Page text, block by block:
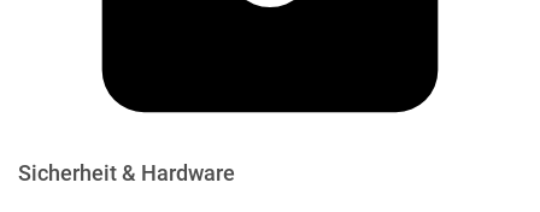
Sicherheit & Hardware